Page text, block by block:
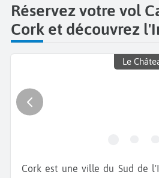
Réservez votre vol
Cork et découvrez
Le
Cork est une ville du Sud de l'Irlande connue pour